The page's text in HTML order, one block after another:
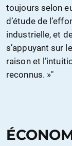
toujours selon
d’étude de
industrielle, et
s’appuyant sur
raison et
reconnus. »"